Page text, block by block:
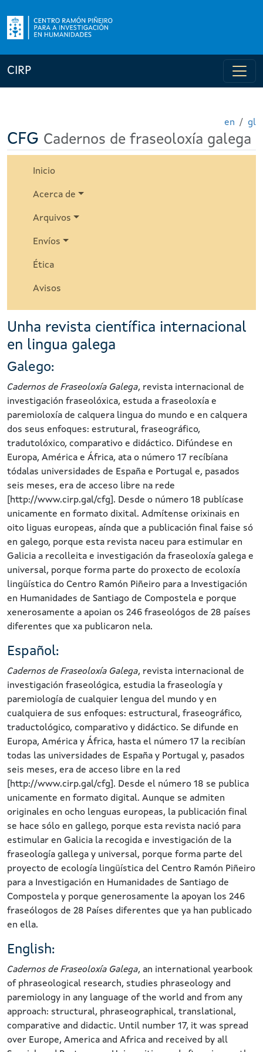
CIRP
en gl
CFG Cadernos de fraseoloxía galega
Inicio
Acerca de
Arquivos
Envíos
Ética
Avisos
Unha revista científica internacional
en lingua galega
Galego:
Cadernos de Fraseoloxía Galega, revista internacional de
investigación fraseolóxica, estuda a fraseoloxía e
paremioloxía de calquera lingua do mundo e en calquera
dos seus enfoques: estrutural, fraseográfico,
tradutolóxico, comparativo e didáctico. Difúndese en
Europa, América e África, ata o número 17 recíbíana
tódalas universidades de España e Portugal e, pasados
seis meses, era de acceso libre na rede
[http://www.cirp.gal/cfg]. Desde o número 18 publícase
unicamente en formato dixital. Admítense orixinais en
oito liguas europeas, aínda que a publicación final faise só
en galego, porque esta revista naceu para estimular en
Galicia a recolleita e investigación da fraseoloxía galega e
universal, porque forma parte do proxecto de ecoloxía
lingüística do Centro Ramón Piñeiro para a Investigación
en Humanidades de Santiago de Compostela e porque
xenerosamente a apoian os 246 fraseológos de 28 países
diferentes que xa publicaron nela.
Español:
Cadernos de Fraseoloxía Galega, revista internacional de
investigación fraseológica, estudia la fraseología y
paremiología de cualquier lengua del mundo y en
cualquiera de sus enfoques: estructural, fraseográfico,
traductológico, comparativo y didáctico. Se difunde en
Europa, América y África, hasta el número 17 la recibían
todas las universidades de España y Portugal y, pasados
seis meses, era de acceso libre en la red
[http://www.cirp.gal/cfg]. Desde el número 18 se publica
unicamente en formato digital. Aunque se admiten
originales en ocho lenguas europeas, la publicación final
se hace sólo en gallego, porque esta revista nació para
estimular en Galicia la recogida e investigación de la
fraseología gallega y universal, porque forma parte del
proyecto de ecología lingüística del Centro Ramón Piñeiro
para a Investigación en Humanidades de Santiago de
Compostela y porque generosamente la apoyan los 246
fraseólogos de 28 Países diferentes que ya han publicado
en ella.
English:
Cadernos de Fraseoloxía Galega, an international yearbook
of phraseological research, studies phraseology and
paremiology in any language of the world and from any
approach: structural, phraseographical, translational,
comparative and didactic. Until number 17, it was spread
over Europe, America and Africa and received by all